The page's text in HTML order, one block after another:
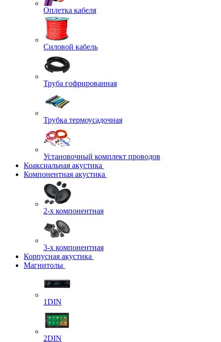
Оплетка кабеля
Силовой кабель
Труба гофрированная
Трубка термоусадочная
Установочный комплект проводов
Коаксиальная акустика
Компонентная акустика
2-х компонентная
3-х компонентная
Корпусная акустика
Магнитолы
1DIN
2DIN